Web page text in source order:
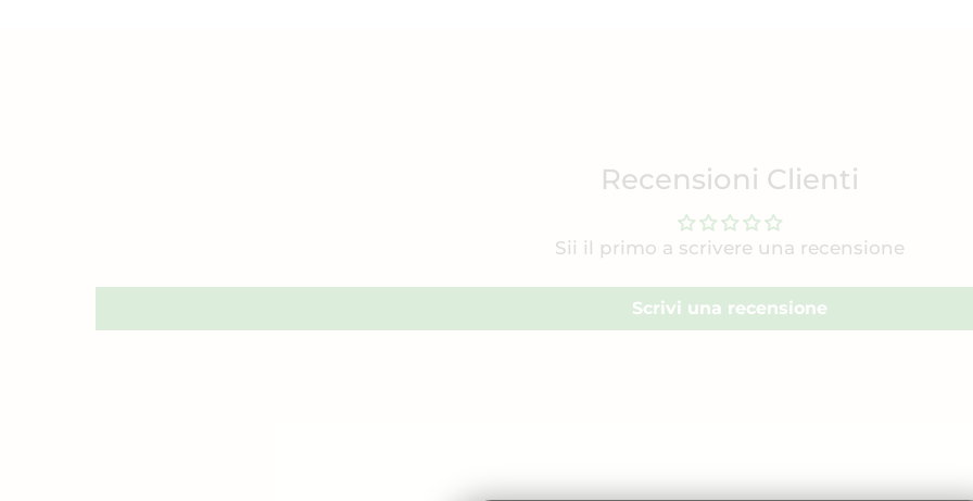
Recensioni Clienti
Sii il primo a scrivere una recensione
Scrivi una recensione